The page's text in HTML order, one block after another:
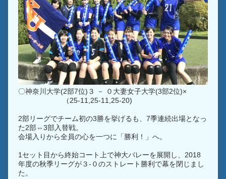
〇神奈川大学(2部7位)３ － ０大妻女子大学(3部2位)×
（25-11,25-11,25-20)
2部リーグでチーム初の3勝を挙げるも、7季連続出場となっ
た2部⇔3部入替戦。
会場入りから全員の心を一つに「勝利！」へ。
1セット目から終始コート上で神大バレーを展開し、2018
年度の秋季リーグが３-０のストレート勝利で幕を閉じまし
た。